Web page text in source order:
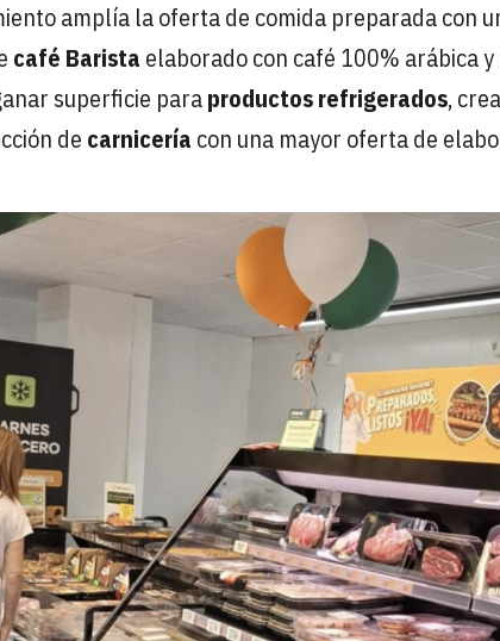
amplía la oferta de comida preparada con
café Barista elaborado con café 100% arábica
superficie paraproductos refrigerados,
de carnicería con una mayor oferta de